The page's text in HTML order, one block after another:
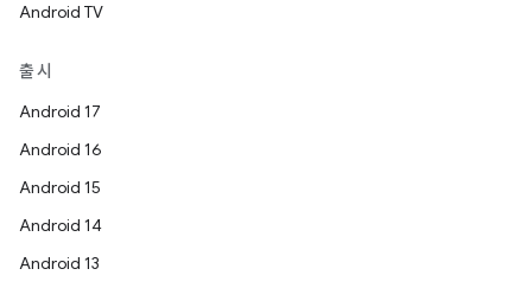
Android TV
출시
Android 17
Android 16
Android 15
Android 14
Android 13